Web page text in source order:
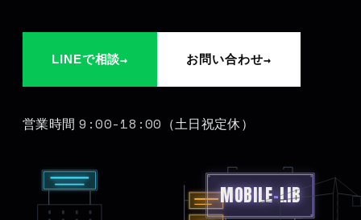
LINEで相談→ お問い合わせ→
営業時間 9:00-18:00 （土日祝定休）
MOBILE-LIB